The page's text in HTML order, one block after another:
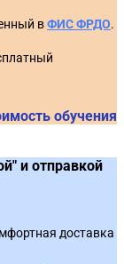
вФИС ФРДО.
обучения
и отправкой
доставка